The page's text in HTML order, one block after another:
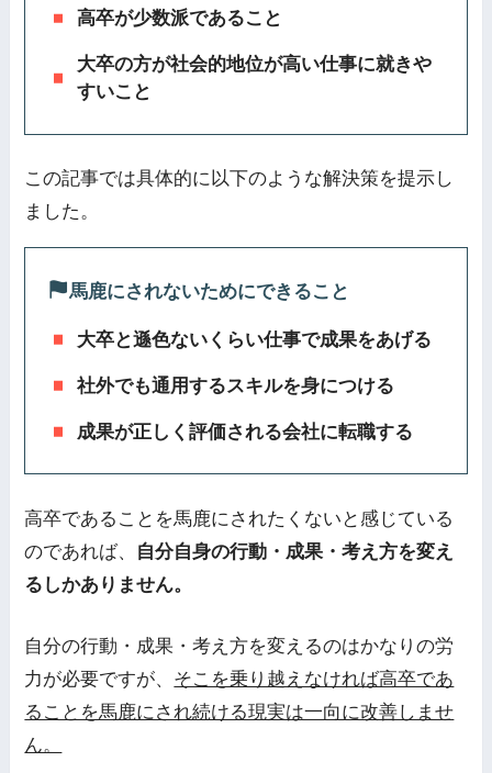
高卒が少数派であること
大卒の方が社会的地位が高い仕事に就きや
すいこと
この記事では具体的に以下のような解決策を提示し
ました。
馬鹿にされないためにできること
大卒と遜色ないくらい仕事で成果をあげる
社外でも通用するスキルを身につける
成果が正しく評価される会社に転職する
高卒であることを馬鹿にされたくないと感じている
のであれば、 自分自身の行動・成果・考え方を変え
るしかありません。
自分の行動・成果・考え方を変えるのはかなりの労
力が必要ですが、 そこを乗り越えなければ高卒であ
ることを馬鹿にされ続ける現実は一向に改善しませ
ん。